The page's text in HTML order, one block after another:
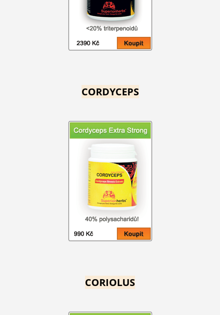
CORDYCEPS
CORIOLUS